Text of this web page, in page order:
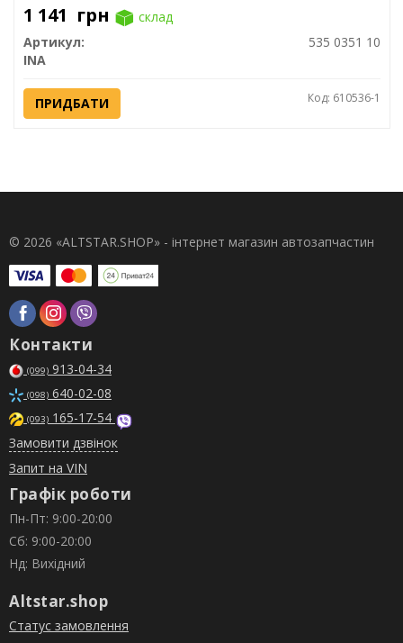
1 141 грн
склад
Артикул:
535 0351 10
INA
ПРИДБАТИ Код: 610536-1
© 2026 «ALTSTAR.SHOP» - інтернет магазин автозапчастин
Контакти
(099) 913-04-34
(098) 640-02-08
(093) 165-17-54
Замовити дзвінок
Запит на VIN
Графік роботи
Пн-Пт: 9:00-20:00
Сб: 9:00-20:00
Нд: Вихідний
Altstar.shop
Статус замовлення